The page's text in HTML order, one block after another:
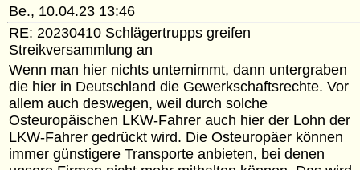
Be., 10.04.23 13:46
RE: 20230410 Schlägertrupps greifen
Streikversammlung an
Wenn man hier nichts unternimmt, dann untergraben
die hier in Deutschland die Gewerkschaftsrechte. Vor
allem auch deswegen, weil durch solche
Osteuropäischen LKW-Fahrer auch hier der Lohn der
LKW-Fahrer gedrückt wird. Die Osteuropäer können
immer günstigere Transporte anbieten, bei denen